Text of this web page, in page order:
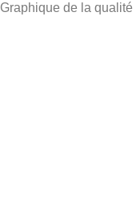
Graphique de la qualité